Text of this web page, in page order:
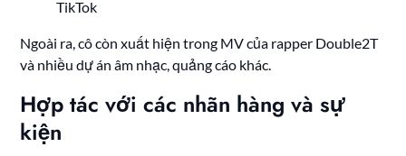
TikTok
Ngoài ra, cô còn xuất hiện trong MV của rapper Double2T
và nhiều dự án âm nhạc, quảng cáo khác.
Hợp tác với các nhãn hàng và sự
kiện